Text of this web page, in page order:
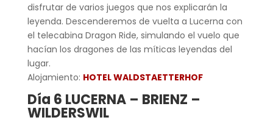
disfrutar de varios juegos que nos explicarán la
leyenda. Descenderemos de vuelta a Lucerna con
el telecabina Dragon Ride, simulando el vuelo que
hacían los dragones de las míticas leyendas del
lugar.
Alojamiento: HOTEL WALDSTAETTERHOF
Día 6 LUCERNA – BRIENZ –
WILDERSWIL